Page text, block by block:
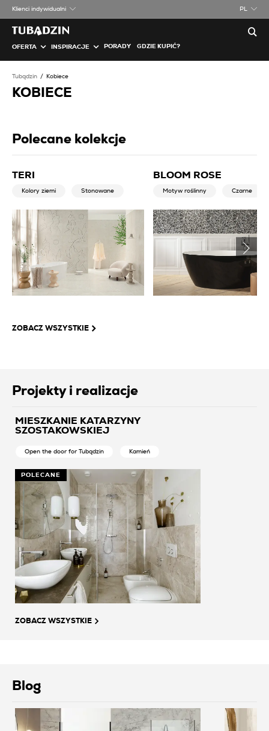
Klienci indywidualni PL
OFERTA INSPIRACJE PORADY GDZIE KUPIĆ?
Tubądzin Kobiece
KOBIECE
Polecane kolekcje
TERI
Kolory ziemi Stonowane
BLOOM ROSE
Motyw roślinny Czarne
ZOBACZ WSZYSTKIE
Projekty i realizacje
MIESZKANIE KATARZYNY
SZOSTAKOWSKIEJ
Open the door for Tubądzin Kamień
POLECANE
ZOBACZ WSZYSTKIE
Blog